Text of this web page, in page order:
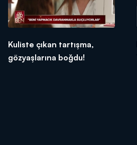
Kuliste çıkan tartışma,
gözyaşlarına boğdu!